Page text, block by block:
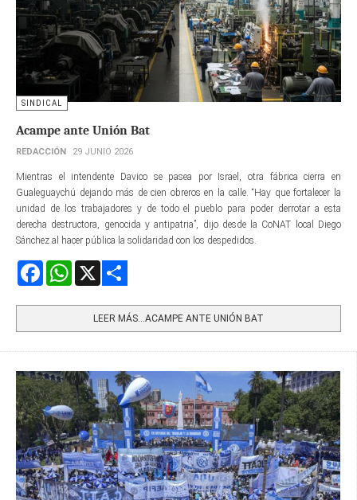
SINDICAL
Acampe ante Unión Bat
REDACCIÓN 29 JUNIO 2026
Mientras el intendente Davico se pasea por Israel, otra fábrica cierra en
Gualeguaychú dejando más de cien obreros en la calle. “Hay que fortalecer la
unidad de los trabajadores y de todo el pueblo para poder derrotar a esta
derecha destructora, genocida y antipatria”, dijo desde la CoNAT local Diego
Sánchez al hacer pública la solidaridad con los despedidos.
FacebookWhatsApp
LEER MÁS…ACAMPE ANTE UNIÓN BAT